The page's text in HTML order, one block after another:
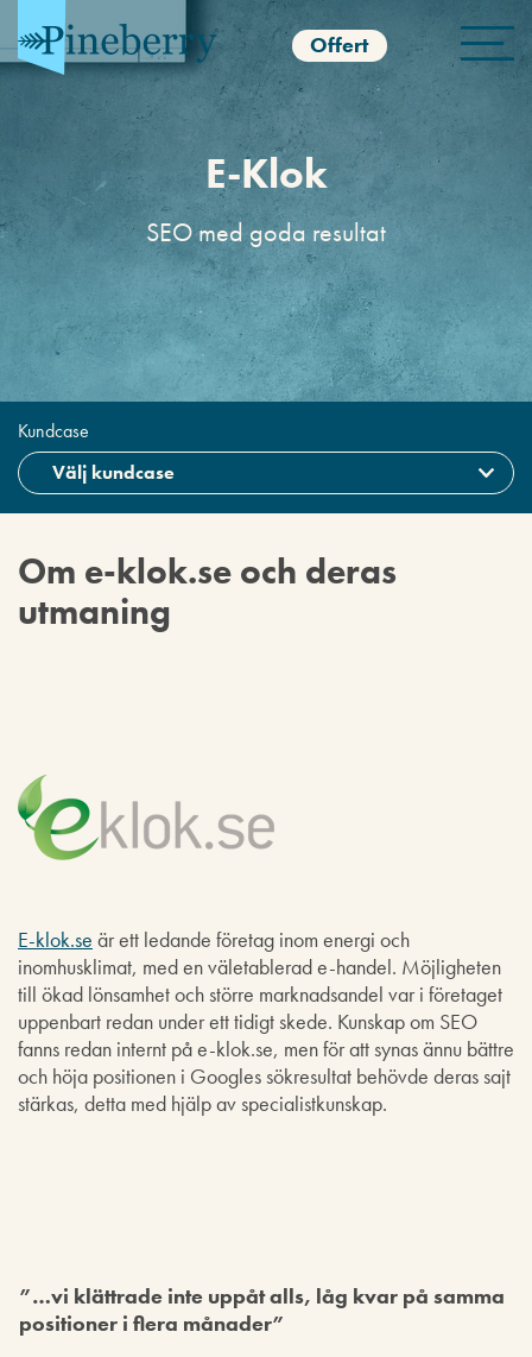
Offert
E-Klok
SEO med goda resultat
Kundcase
Om e-klok.se och deras
utmaning
E-klok.se är ett ledande företag inom energi och
inomhusklimat, med en väletablerad e-handel. Möjligheten
till ökad lönsamhet och större marknadsandel var i företaget
uppenbart redan under ett tidigt skede. Kunskap om SEO
fanns redan internt på e-klok.se, men för att synas ännu bättre
och höja positionen i Googles sökresultat behövde deras sajt
stärkas, detta med hjälp av specialistkunskap.
”…vi klättrade inte uppåt alls, låg kvar på samma
positioner i flera månader”